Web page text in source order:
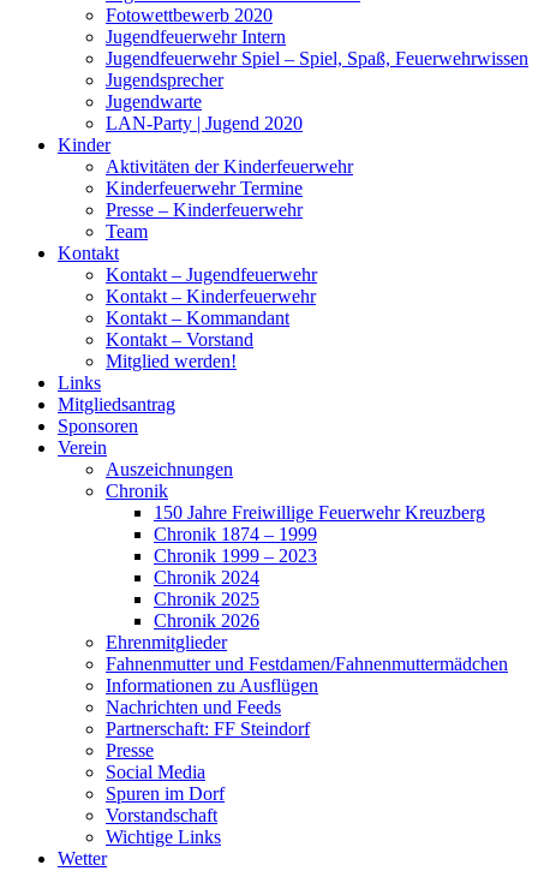
Fotowettbewerb 2020
Jugendfeuerwehr Intern
Jugendfeuerwehr Spiel – Spiel, Spaß, Feuerwehrwissen
Jugendsprecher
Jugendwarte
LAN-Party | Jugend 2020
Kinder
Aktivitäten der Kinderfeuerwehr
Kinderfeuerwehr Termine
Presse – Kinderfeuerwehr
Team
Kontakt
Kontakt – Jugendfeuerwehr
Kontakt – Kinderfeuerwehr
Kontakt – Kommandant
Kontakt – Vorstand
Mitglied werden!
Links
Mitgliedsantrag
Sponsoren
Verein
Auszeichnungen
Chronik
150 Jahre Freiwillige Feuerwehr Kreuzberg
Chronik 1874 – 1999
Chronik 1999 – 2023
Chronik 2024
Chronik 2025
Chronik 2026
Ehrenmitglieder
Fahnenmutter und Festdamen/Fahnenmuttermädchen
Informationen zu Ausflügen
Nachrichten und Feeds
Partnerschaft: FF Steindorf
Presse
Social Media
Spuren im Dorf
Vorstandschaft
Wichtige Links
Wetter